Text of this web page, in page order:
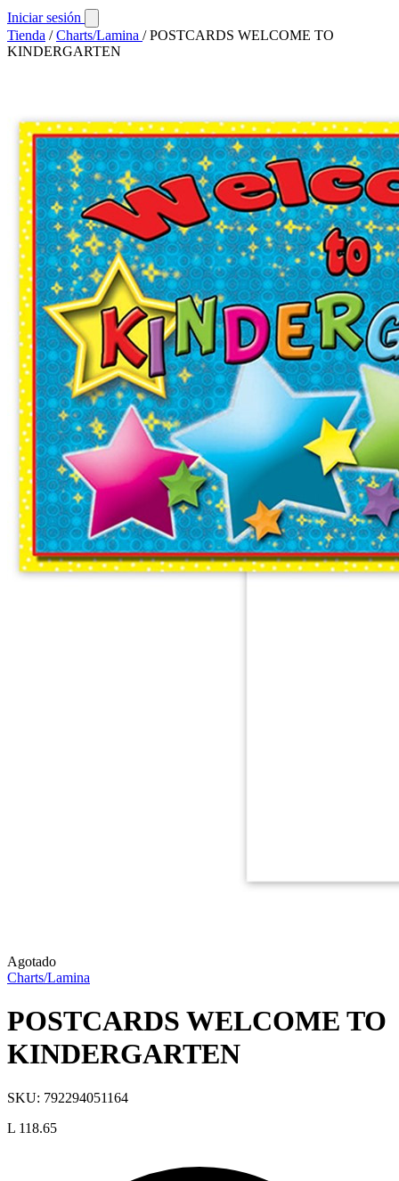
Iniciar sesión
Tienda / Charts/Lamina / POSTCARDS WELCOME TO
KINDERGARTEN
Agotado
Charts/Lamina
POSTCARDS WELCOME TO
KINDERGARTEN
SKU: 792294051164
L 118.65